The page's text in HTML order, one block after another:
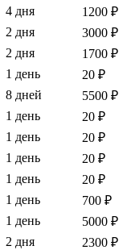
4 дня
1200 ₽
2 дня
3000 ₽
2 дня
1700 ₽
1 день
20 ₽
8 дней
5500 ₽
1 день
20 ₽
1 день
20 ₽
1 день
20 ₽
1 день
20 ₽
1 день
700 ₽
1 день
5000 ₽
2 дня
2300 ₽